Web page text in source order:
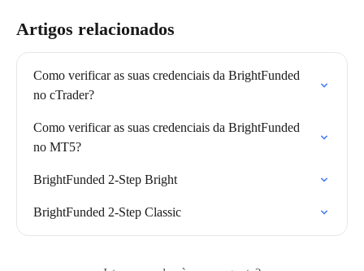
Artigos relacionados
Como verificar as suas credenciais da BrightFunded
no cTrader?
Como verificar as suas credenciais da BrightFunded
no MT5?
BrightFunded 2-Step Bright
BrightFunded 2-Step Classic